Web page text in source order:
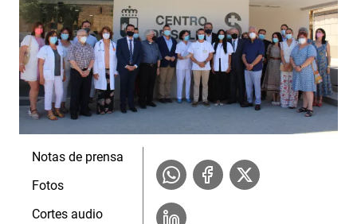
Notas de prensa
Fotos
Cortes audio